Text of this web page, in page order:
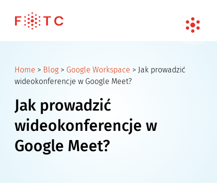
Home > Blog > Google Workspace > Jak prowadzić
wideokonferencje w Google Meet?
Jak prowadzić
wideokonferencje w
Google Meet?